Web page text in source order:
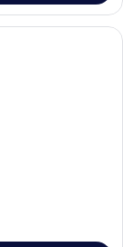
mit